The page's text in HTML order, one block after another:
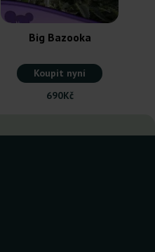
Big Bazooka
Koupit nyní
690Kč